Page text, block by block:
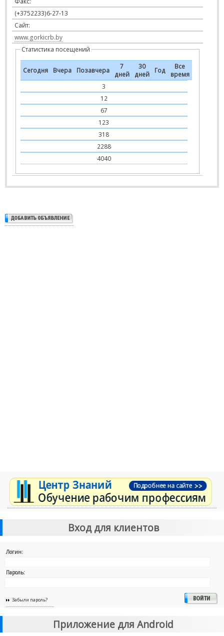
(+3752233)6-27-13
Сайт:
www.gorkicrb.by
Статистика посещений
Сегодня Вчера Позавчера
7
дней
30
дней
Год
Все
время
3
12
67
123
318
2288
4040
Вход для клиентов
Логин:
Пароль:
Забыли пароль?
Приложение для Android